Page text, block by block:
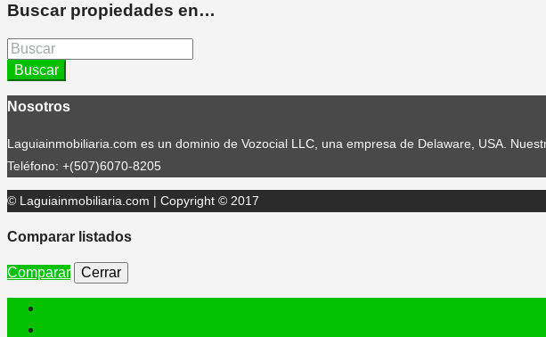
Buscar propiedades en…
Buscar
Nosotros
Laguiainmobiliaria.com es un dominio de Vozocial LLC, una empresa de Delaware, USA.
Teléfono: +(507)6070-8205
© Laguiainmobiliaria.com | Copyright © 2017
Comparar listados
Comparar Cerrar